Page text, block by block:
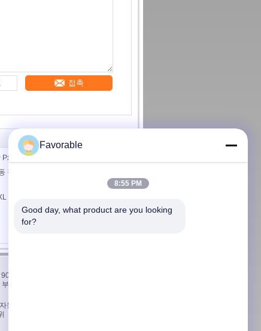
접촉
엘리베이터 캐리 아시
절단기 GTXL용 선도기 및 압축기
586500067 KIT BELT W/ SPG (공
품
동
Favorable
8:55 PM
Good day, what product are you looking
for?